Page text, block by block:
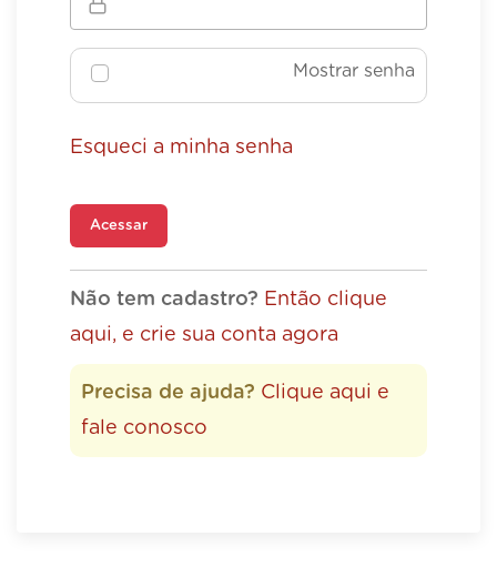
Mostrar senha
Esqueci a minha senha
Acessar
Não tem cadastro? Então clique
aqui, e crie sua conta agora
Precisa de ajuda? Clique aqui e
fale conosco